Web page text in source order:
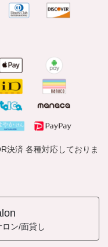
決済 各種対応しておりま
ン/面貸し